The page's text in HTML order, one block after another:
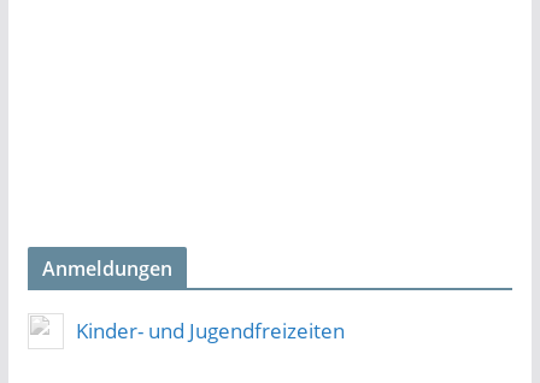
Anmeldungen
Kinder- und Jugendfreizeiten